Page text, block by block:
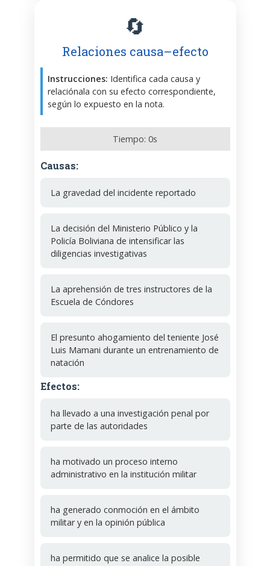
🔄
Relaciones causa–efecto
Instrucciones: Identifica cada causa y
relaciónala con su efecto correspondiente,
según lo expuesto en la nota.
Tiempo: 0s
Causas:
La gravedad del incidente reportado
La decisión del Ministerio Público y la
Policía Boliviana de intensificar las
diligencias investigativas
La aprehensión de tres instructores de la
Escuela de Cóndores
El presunto ahogamiento del teniente José
Luis Mamani durante un entrenamiento de
natación
Efectos:
ha llevado a una investigación penal por
parte de las autoridades
ha motivado un proceso interno
administrativo en la institución militar
ha generado conmoción en el ámbito
militar y en la opinión pública
ha permitido que se analice la posible